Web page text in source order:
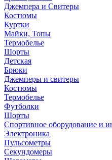
Джемпера и Свитеры
Костюмы
Куртки
Майки, Топы
Термобелье
Шорты
Детская
Брюки
Джемперы и свитеры
Костюмы
Термобелье
Футболки
Шорты
Спортивное оборудование и
Электроника
Пульсометры
Секундомеры